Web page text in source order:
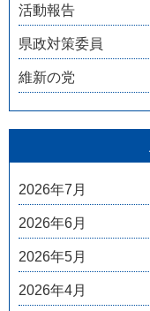
活動報告
県政対策委員
維新の党
2026年7月
2026年6月
2026年5月
2026年4月